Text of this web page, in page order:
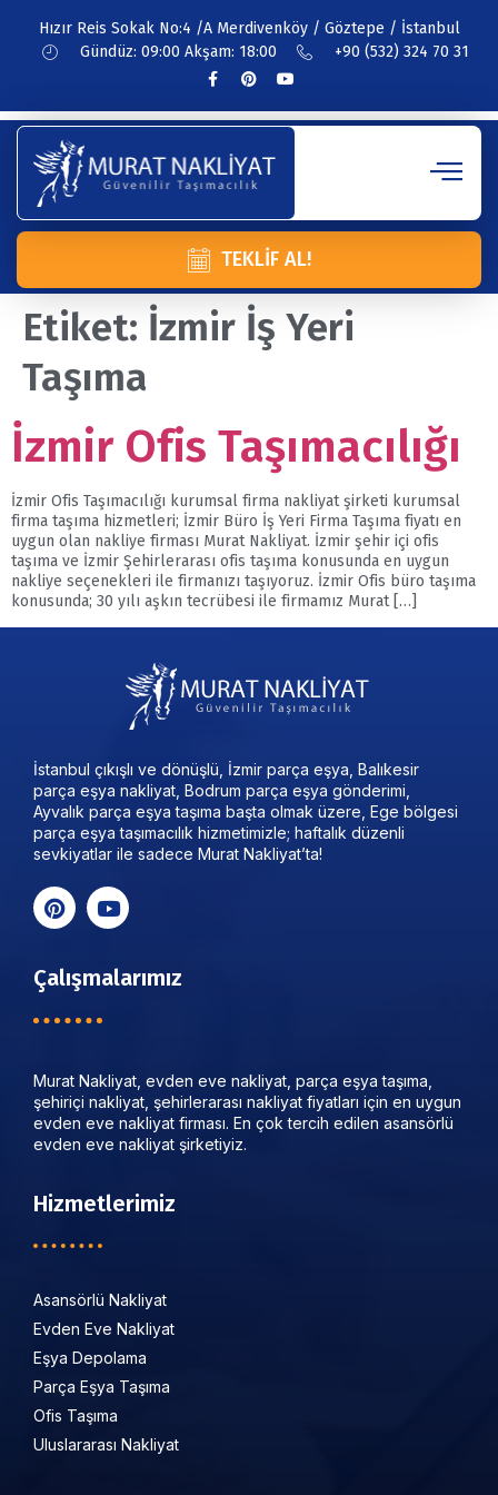
Hızır Reis Sokak No:4 /A Merdivenköy / Göztepe / İstanbul
Gündüz: 09:00 Akşam: 18:00
+90 (532) 324 70 31
TEKLIF AL!
Etiket: İzmir İş Yeri
Taşıma
İzmir Ofis Taşımacılığı
İzmir Ofis Taşımacılığı kurumsal firma nakliyat şirketi kurumsal
firma taşıma hizmetleri; İzmir Büro İş Yeri Firma Taşıma fiyatı en
uygun olan nakliye firması Murat Nakliyat. İzmir şehir içi ofis
taşıma ve İzmir Şehirlerarası ofis taşıma konusunda en uygun
nakliye seçenekleri ile firmanızı taşıyoruz. İzmir Ofis büro taşıma
konusunda; 30 yılı aşkın tecrübesi ile firmamız Murat […]
İstanbul çıkışlı ve dönüşlü, İzmir parça eşya, Balıkesir
parça eşya nakliyat, Bodrum parça eşya gönderimi,
Ayvalık parça eşya taşıma başta olmak üzere, Ege bölgesi
parça eşya taşımacılık hizmetimizle; haftalık düzenli
sevkiyatlar ile sadece Murat Nakliyat’ta!
Çalışmalarımız
Murat Nakliyat, evden eve nakliyat, parça eşya taşıma,
şehiriçi nakliyat, şehirlerarası nakliyat fiyatları için en uygun
evden eve nakliyat firması. En çok tercih edilen asansörlü
evden eve nakliyat şirketiyiz.
Hizmetlerimiz
Asansörlü Nakliyat
Evden Eve Nakliyat
Eşya Depolama
Parça Eşya Taşıma
Ofis Taşıma
Uluslararası Nakliyat